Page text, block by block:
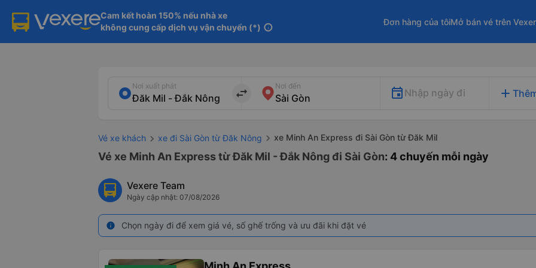
Cam kết hoàn 150% nếu nhà xe
không cung cấp dịch vụ vận chuyển (*) info
Đơn hàng của tôiMở bán vé trên
Nơi xuất phát
import_export
Nơi đến
Nhập ngày đi add
Vé xe khách xe đi Sài Gòn từ Đăk Nông xe Minh An Express đi Sài Gòn từ Đăk Mil
Vé xe Minh An Express từ Đăk Mil - Đắk Nông đi Sài Gòn: 4 chuyến mỗi ngày
Vexere Team
Ngày cập nhật: 07/08/2026
info Chọn ngày đi để xem giá vé, số ghế trống và ưu đãi khi đặt vé